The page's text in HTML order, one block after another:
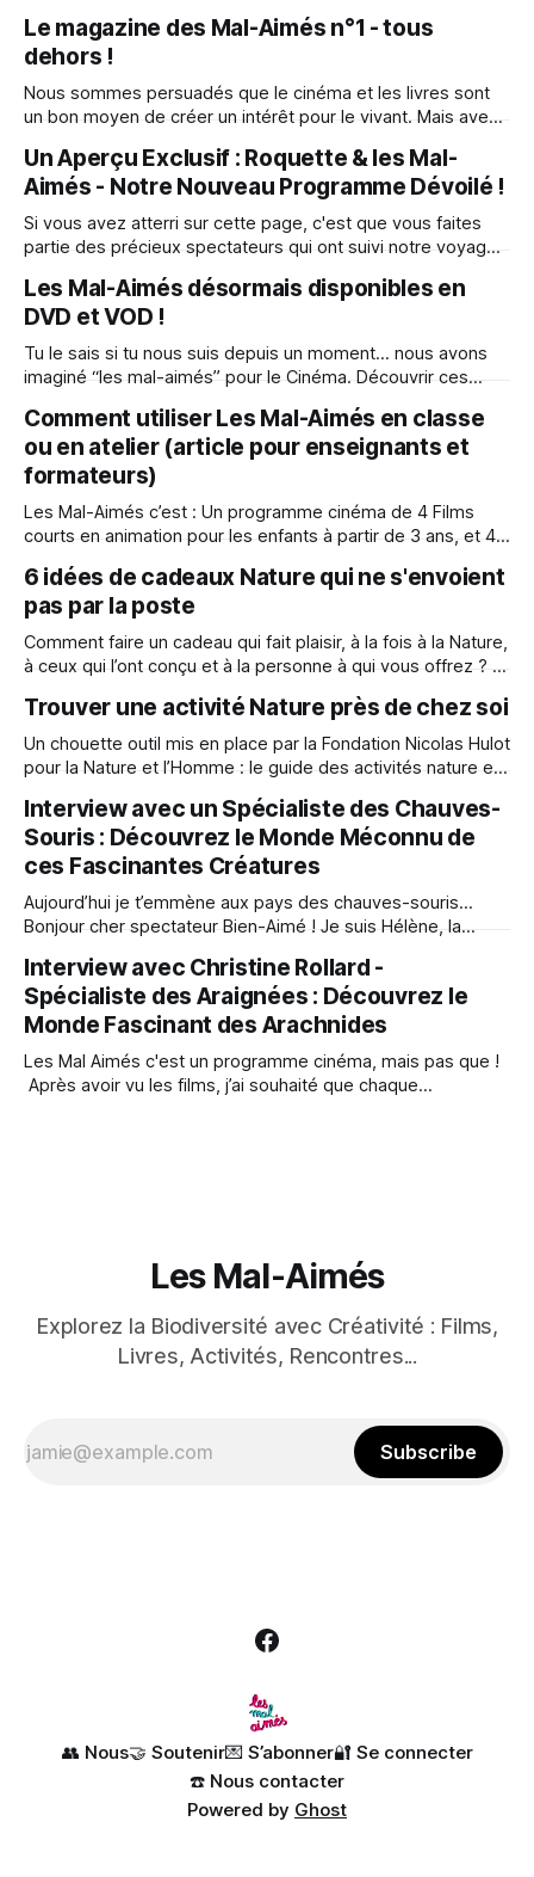
pandore : plus on prête attention au monde qui nous
entoure, et plus on découvre que notre écosystème est
Le magazine des Mal-Aimés n°1 - tous
dehors !
Nous sommes persuadés que le cinéma et les livres sont
un bon moyen de créer un intérêt pour le vivant. Mais avec
l’occasion de renouer un lien avec la Nature, et nos Mal-
Aimés sont là pour vous accompagner.
Un Aperçu Exclusif : Roquette & les Mal-
Aimés - Notre Nouveau Programme Dévoilé !
Si vous avez atterri sur cette page, c'est que vous faites
partie des précieux spectateurs qui ont suivi notre voyage
frissonné avec “Maraude et Murphy”, exploré les bois en
compagnie de “Lupin”, et surmonté votre peur de l'
Les Mal-Aimés désormais disponibles en
DVD et VOD !
Tu le sais si tu nous suis depuis un moment… nous avons
imaginé “les mal-aimés” pour le Cinéma. Découvrir ces
est fait pour être là, présent avec nos animaux mal-aimés
qu’on découvre… Se concentrer sur l’histoire
Comment utiliser Les Mal-Aimés en classe
ou en atelier (article pour enseignants et
formateurs)
Les Mal-Aimés c’est : Un programme cinéma de 4 Films
courts en animation pour les enfants à partir de 3 ans, et 4
chauves-souris (Maraude & Murphy), de vers de terre,
(Terre de Vers), d’un loup (Lupin)
6 idées de cadeaux Nature qui ne s'envoient
pas par la poste
Comment faire un cadeau qui fait plaisir, à la fois à la Nature,
à ceux qui l’ont conçu et à la personne à qui vous offrez ? •
plaisir en étant acteur du mouvement “Nature Way of Life” •
pas de déchet,
Trouver une activité Nature près de chez soi
Un chouette outil mis en place par la Fondation Nicolas Hulot
pour la Nature et l’Homme : le guide des activités nature en
faisables près de chez toi ou sur ton lieu de vacances ! Qu’il
s’agisse de compter
Interview avec un Spécialiste des Chauves-
Souris : Découvrez le Monde Méconnu de
ces Fascinantes Créatures
Aujourd’hui je t’emmène aux pays des chauves-souris…
Bonjour cher spectateur Bien-Aimé ! Je suis Hélène, la
le premier film de la série "Les Mal-Aimés". Ce film a été
une aventure passionnante pour moi,
Interview avec Christine Rollard -
Spécialiste des Araignées : Découvrez le
Monde Fascinant des Arachnides
Les Mal Aimés c'est un programme cinéma, mais pas que !
Après avoir vu les films, j’ai souhaité que chaque
Les Mal-Aimés
Explorez la Biodiversité avec Créativité : Films,
Livres, Activités, Rencontres...
Subscribe
👥 Nous🤝 Soutenir💌 S’abonner🔐 Se connecter
☎️ Nous contacter
Powered by Ghost